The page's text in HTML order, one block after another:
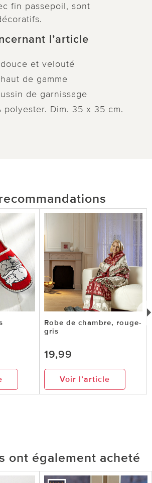
fin passepoil, sont
l’article
et velouté
de gamme
de garnissage
polyester. Dim. 35 x 35 cm.
Robe de chambre, rouge-
gris
19,99
Voir l’article
ont également acheté